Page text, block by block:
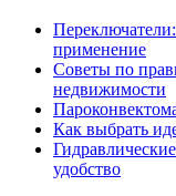
применение
Советы по
недвижимости
Как выбрать
удобство